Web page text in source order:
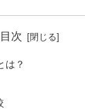
目次
は？